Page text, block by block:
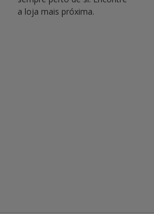
a loja mais próxima.